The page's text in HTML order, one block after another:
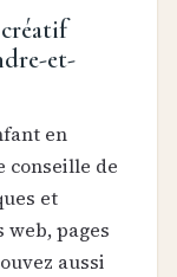
et-
en
conseille de
et
pages
aussi